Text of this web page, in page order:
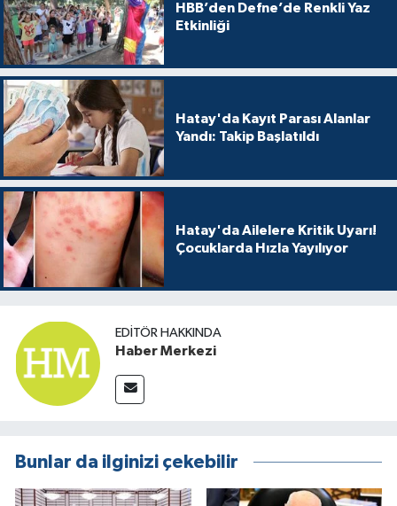
HBB’den Defne’de Renkli Yaz
Etkinliği
Hatay'da Kayıt Parası Alanlar
Yandı: Takip Başlatıldı
Hatay'da Ailelere Kritik Uyarı!
Çocuklarda Hızla Yayılıyor
EDITÖR HAKKINDA
Haber Merkezi
Bunlar da ilginizi çekebilir